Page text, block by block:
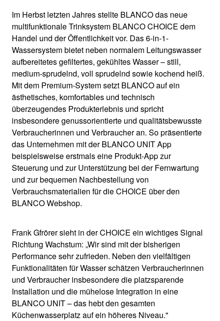
Im Herbst letzten Jahres stellte BLANCO das neue
multifunktionale Trinksystem BLANCO CHOICE dem
Handel und der Öffentlichkeit vor. Das 6-in-1-
Wassersystem bietet neben normalem Leitungswasser
aufbereitetes gefiltertes, gekühltes Wasser – still,
medium-sprudelnd, voll sprudelnd sowie kochend heiß.
Mit dem Premium-System setzt BLANCO auf ein
ästhetisches, komfortables und technisch
überzeugendes Produkterlebnis und spricht
insbesondere genussorientierte und qualitätsbewusste
Verbraucherinnen und Verbraucher an. So präsentierte
das Unternehmen mit der BLANCO UNIT App
beispielsweise erstmals eine Produkt-App zur
Steuerung und zur Unterstützung bei der Fernwartung
und zur bequemen Nachbestellung von
Verbrauchsmaterialien für die CHOICE über den
BLANCO Webshop.
Frank Gfrörer sieht in der CHOICE ein wichtiges Signal
Richtung Wachstum: „Wir sind mit der bisherigen
Performance sehr zufrieden. Neben den vielfältigen
Funktionalitäten für Wasser schätzen Verbraucherinnen
und Verbraucher insbesondere die platzsparende
Installation und die mühelose Integration in eine
BLANCO UNIT – das hebt den gesamten
Küchenwasserplatz auf ein höheres Niveau."